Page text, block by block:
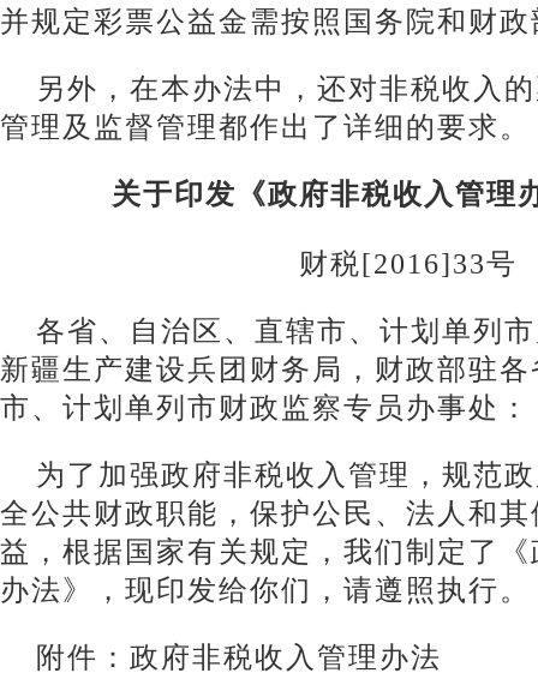
并规定彩票公益金需按照国务院和财
另外，在本办法中，还对非税收入
管理及监督管理都作出了详细的要求。
关于印发《政府非税收入管理
财税[2016]33号
各省、自治区、直辖市、计划单列
新疆生产建设兵团财务局，财政部驻
市、计划单列市财政监察专员办事处：
为了加强政府非税收入管理，规范
全公共财政职能，保护公民、法人和
益，根据国家有关规定，我们制定了
办法》，现印发给你们，请遵照执行。
附件：政府非税收入管理办法